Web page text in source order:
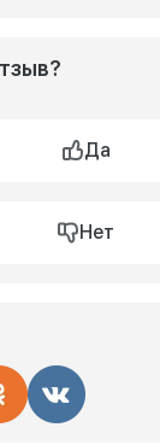
Да
Нет